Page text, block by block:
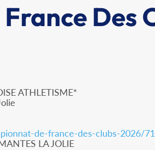
Des
ATHLETISME*
de-france-des-clubs-2026/
LA JOLIE